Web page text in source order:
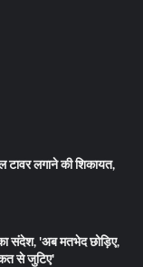
टावर लगाने की शिकायत,
संदेश, 'अब मतभेद छोड़िए,
से जुटिए'